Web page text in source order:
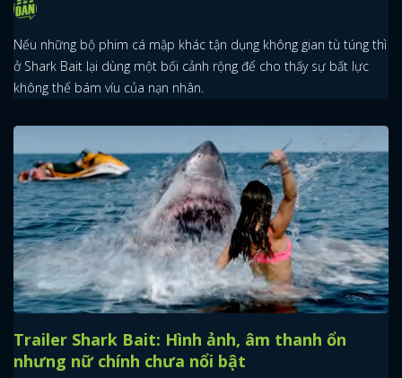
FACEBOOK GOOGLE
Nếu những bộ phim cá mập khác tận dụng không gian tù túng thì
ở Shark Bait lại dùng một bối cảnh rộng để cho thấy sự bất lực
không thể bám víu của nạn nhân.
Trailer Shark Bait: Hình ảnh, âm thanh ổn
nhưng nữ chính chưa nổi bật